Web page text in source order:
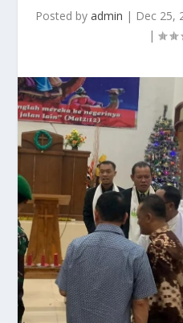
Posted by admin | Dec 25,
|